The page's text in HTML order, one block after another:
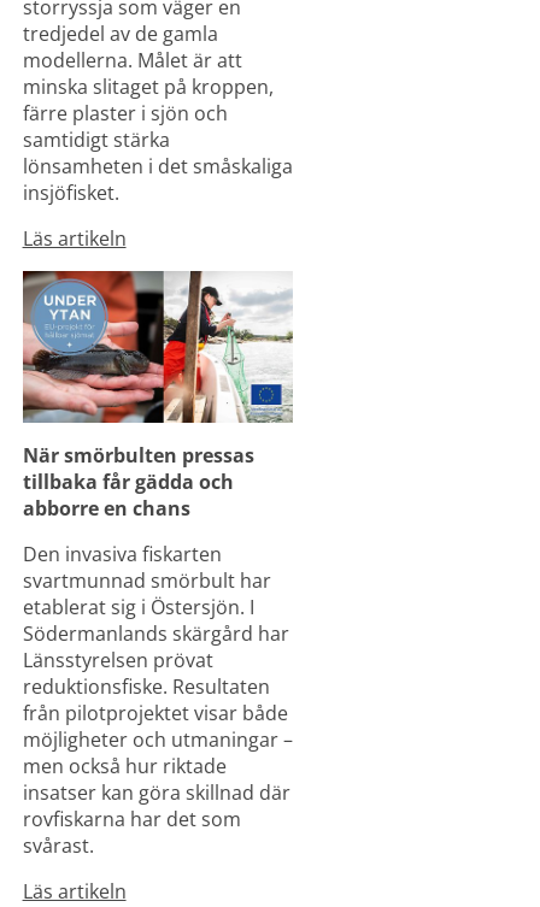
storryssja som väger en
tredjedel av de gamla
modellerna. Målet är att
minska slitaget på kroppen,
färre plaster i sjön och
samtidigt stärka
lönsamheten i det småskaliga
insjöfisket.
Läs artikeln
När smörbulten pressas
tillbaka får gädda och
abborre en chans
Den invasiva fiskarten
svartmunnad smörbult har
etablerat sig i Östersjön. I
Södermanlands skärgård har
Länsstyrelsen prövat
reduktionsfiske. Resultaten
från pilotprojektet visar både
möjligheter och utmaningar –
men också hur riktade
insatser kan göra skillnad där
rovfiskarna har det som
svårast.
Läs artikeln